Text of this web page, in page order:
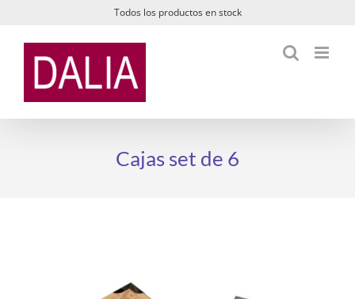
contenido
Todos los productos en stock
Cajas set de 6